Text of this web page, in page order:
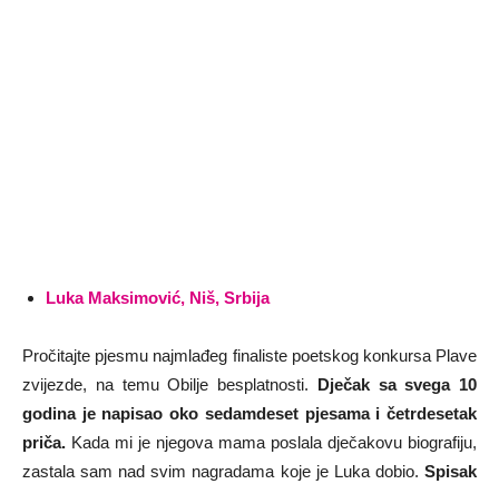
Luka Maksimović, Niš, Srbija
Pročitajte pjesmu najmlađeg finaliste poetskog konkursa Plave
zvijezde, na temu Obilje besplatnosti. Dječak sa svega 10
godina je napisao oko sedamdeset pjesama i četrdesetak
priča. Kada mi je njegova mama poslala dječakovu biografiju,
zastala sam nad svim nagradama koje je Luka dobio. Spisak